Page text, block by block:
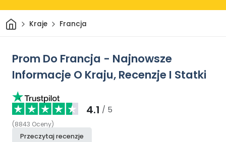
DomKraje Francja
Prom Do Francja - Najnowsze
Informacje O Kraju, Recenzje I Statki
4.1 / 5
(8843 Oceny)
Przeczytaj recenzje